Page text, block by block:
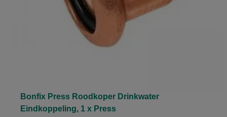
Bonfix Press Roodkoper Drinkwater
Eindkoppeling, 1 x Press